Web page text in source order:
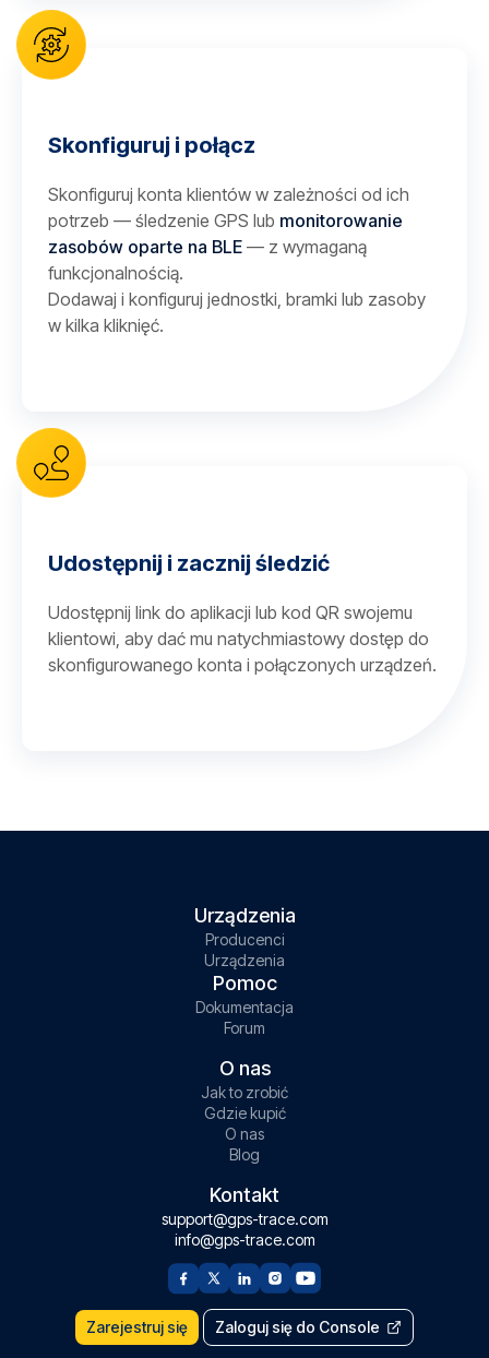
Skonfiguruj i połącz
Skonfiguruj konta klientów w zależności od ich
potrzeb — śledzenie GPS lub monitorowanie
zasobów oparte na BLE — z wymaganą
funkcjonalnością.
Dodawaj i konfiguruj jednostki, bramki lub zasoby
w kilka kliknięć.
Udostępnij i zacznij śledzić
Udostępnij link do aplikacji lub kod QR swojemu
klientowi, aby dać mu natychmiastowy dostęp do
skonfigurowanego konta i połączonych urządzeń.
Urządzenia
Producenci
Urządzenia
Pomoc
Dokumentacja
Forum
O nas
Jak to zrobić
Gdzie kupić
O nas
Blog
Kontakt
support@gps-trace.com
info@gps-trace.com
Zarejestruj się Zaloguj się do Console